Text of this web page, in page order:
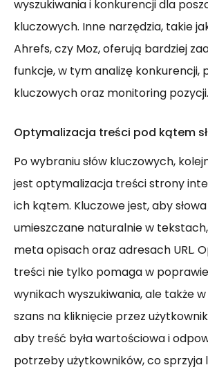
wyszukiwania i konkurencji dla
kluczowych. Inne narzędzia, takie
Ahrefs, czy Moz, oferują bardziej
funkcje, w tym analizę konkurencji,
kluczowych oraz monitoring pozycji.
Optymalizacja treści pod kątem
Po wybraniu słów kluczowych,
jest optymalizacja treści strony
ich kątem. Kluczowe jest, aby
umieszczane naturalnie w
meta opisach oraz adresach URL.
treści nie tylko pomaga w
wynikach wyszukiwania, ale także
szans na kliknięcie przez
aby treść była wartościowa i
potrzeby użytkowników, co sprzyja